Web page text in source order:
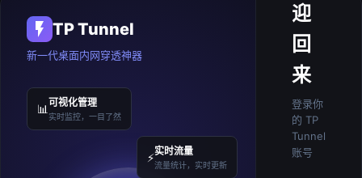
TP Tunnel
新一代桌面内网穿透神器
📊 可视化管理
实时监控，一目了然
⚡实时流量
流量统计，实时更新
迎
回
来
登录你
的 TP
Tunnel
账号